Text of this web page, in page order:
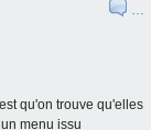
…
qu'on trouve qu'elles
menu issu